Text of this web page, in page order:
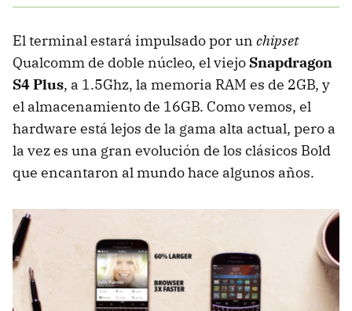
El terminal estará impulsado por un chipset
Qualcomm de doble núcleo, el viejo Snapdragon
S4 Plus, a 1.5Ghz, la memoria RAM es de 2GB, y
el almacenamiento de 16GB. Como vemos, el
hardware está lejos de la gama alta actual, pero a
la vez es una gran evolución de los clásicos Bold
que encantaron al mundo hace algunos años.